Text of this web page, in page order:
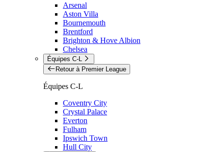
Arsenal
Aston Villa
Bournemouth
Brentford
Brighton & Hove Albion
Chelsea
Équipes C-L
Retour à Premier League
Équipes C-L
Coventry City
Crystal Palace
Everton
Fulham
Ipswich Town
Hull City